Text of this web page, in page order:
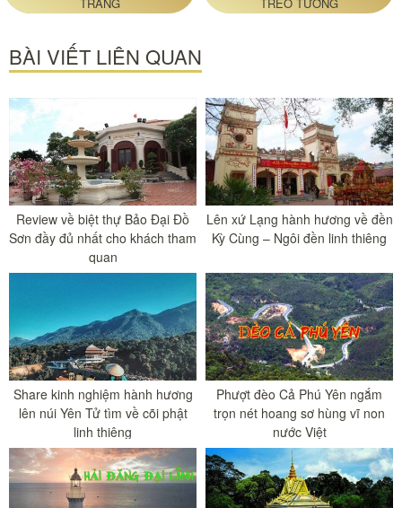
BÀI VIẾT LIÊN QUAN
Review về biệt thự Bảo Đại Đồ
Sơn đầy đủ nhất cho khách tham
quan
Lên xứ Lạng hành hương về đền
Kỳ Cùng – Ngôi đền linh thiêng
Share kinh nghiệm hành hương
lên núi Yên Tử tìm về cõi phật
linh thiêng
Phượt đèo Cả Phú Yên ngắm
trọn nét hoang sơ hùng vĩ non
nước Việt